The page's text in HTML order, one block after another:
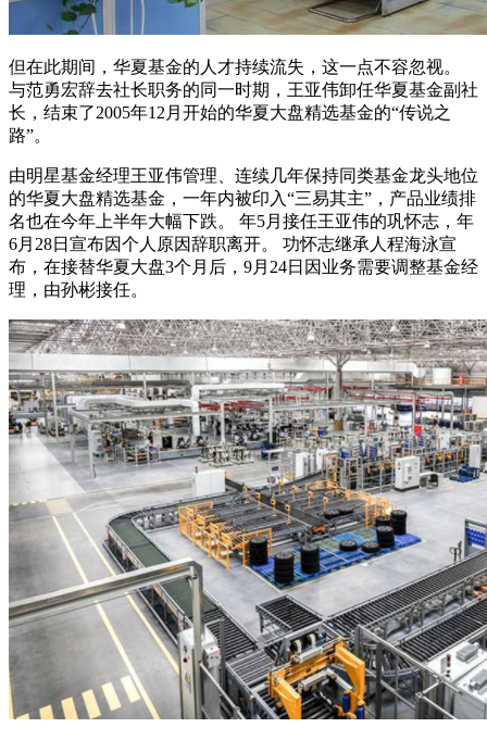
但在此期间，华夏基金的人才持续流失，这一点不容忽视。
与范勇宏辞去社长职务的同一时期，王亚伟卸任华夏基金副社
长，结束了2005年12月开始的华夏大盘精选基金的“传说之
路”。
由明星基金经理王亚伟管理、连续几年保持同类基金龙头地位
的华夏大盘精选基金，一年内被印入“三易其主”，产品业绩排
名也在今年上半年大幅下跌。 年5月接任王亚伟的巩怀志，年
6月28日宣布因个人原因辞职离开。 功怀志继承人程海泳宣
布，在接替华夏大盘3个月后，9月24日因业务需要调整基金经
理，由孙彬接任。